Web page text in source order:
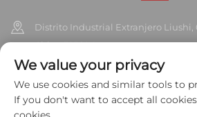
Distrito Industrial Extranjero Liushi,
China 325604
+86-577-
[email
We value your privacy
We use cookies and similar tools to
If you don't want to accept all